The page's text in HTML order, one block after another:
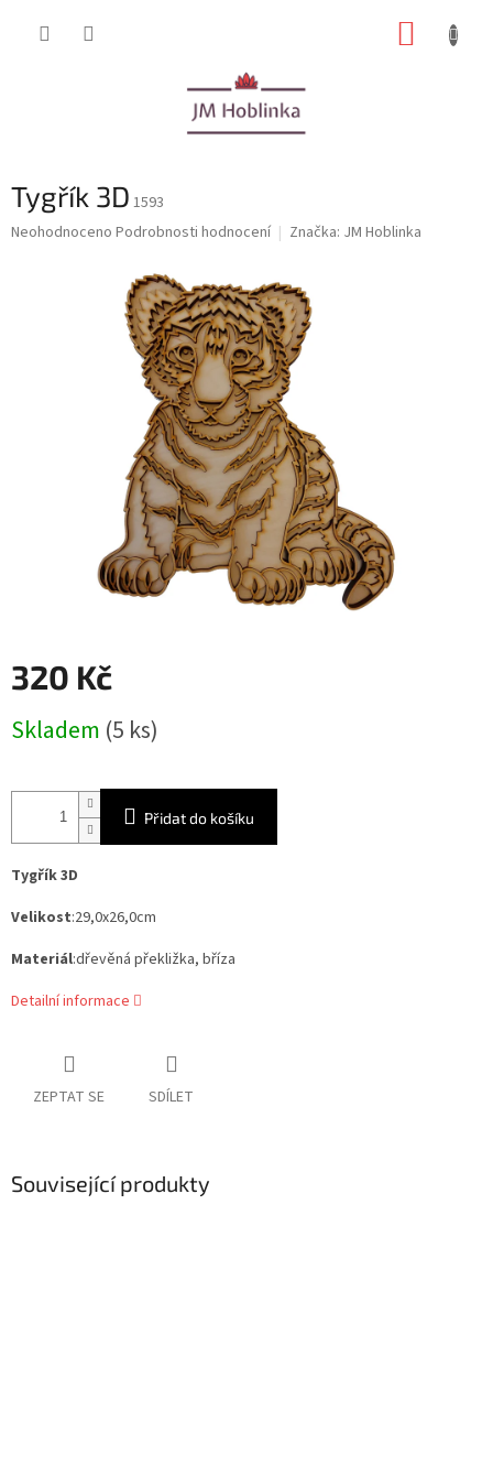
Tygřík 3D 1593
Průměrné
Neohodnoceno Podrobnosti hodnocení Značka: JM Hoblinka
320 Kč
cena:
Skladem (5 ks)
Přidat do košíku
Tygřík 3D
Velikost:29,0x26,0cm
Materiál:dřevěná překližka, bříza
Detailní informace
ZEPTAT SE SDÍLET
Související produkty